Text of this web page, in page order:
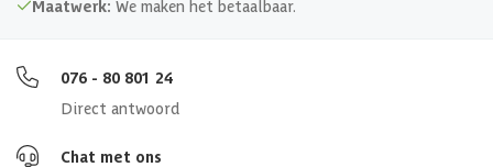
Maatwerk: We maken het betaalbaar.
076 - 80 801 24
Direct antwoord
Chat met ons